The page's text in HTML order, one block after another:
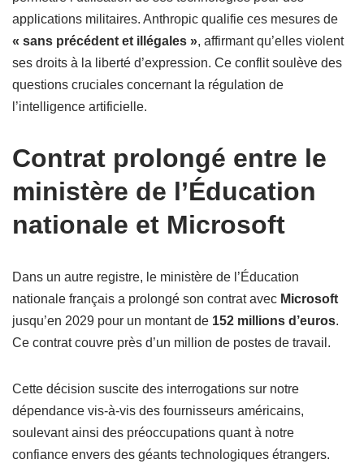
applications militaires. Anthropic qualifie ces mesures de
« sans précédent et illégales », affirmant qu’elles violent
ses droits à la liberté d’expression. Ce conflit soulève des
questions cruciales concernant la régulation de
l’intelligence artificielle.
Contrat prolongé entre le
ministère de l’Éducation
nationale et Microsoft
Dans un autre registre, le ministère de l’Éducation
nationale français a prolongé son contrat avec Microsoft
jusqu’en 2029 pour un montant de 152 millions d’euros.
Ce contrat couvre près d’un million de postes de travail.
Cette décision suscite des interrogations sur notre
dépendance vis-à-vis des fournisseurs américains,
soulevant ainsi des préoccupations quant à notre
confiance envers des géants technologiques étrangers.